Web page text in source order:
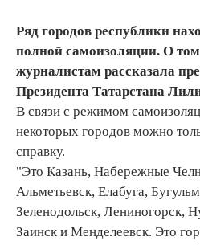
Ряд городов республики
полной самоизоляции. О
журналистам рассказала
Президента Татарстана
В связи с режимом
некоторых городов можно
справку.
"Это Казань, Набережные
Альметьевск, Елабуга,
Зеленодольск, Лениногорск,
Заинск и Менделеевск. Это